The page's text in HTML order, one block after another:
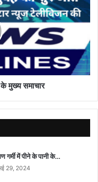
के मुख्य समाचार
गर्मी में पीने के पानी के…
29, 2024